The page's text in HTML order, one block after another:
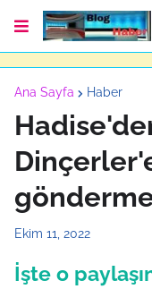
Ana Sayfa Haber
Ekim 11, 2022
İşte o